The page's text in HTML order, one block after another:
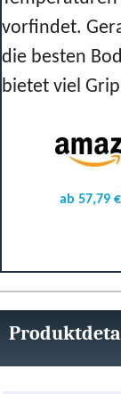
vorfindet.
die besten
bietet viel
ab 57,79 €